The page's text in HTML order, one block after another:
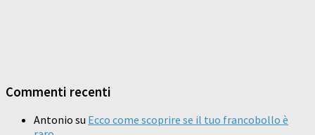
Commenti recenti
Antonio su Ecco come scoprire se il tuo francobollo è